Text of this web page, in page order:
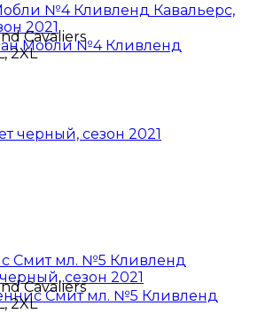
№4 Кливленд Кавальерс,
2021
Cavaliers
2XL
Смит мл. №5 Кливленд
сезон 2021
Cavaliers
2XL